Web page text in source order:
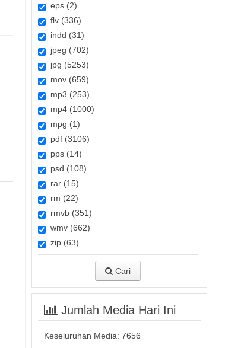
eps (2)
flv (336)
indd (31)
jpeg (702)
jpg (5253)
mov (659)
mp3 (253)
mp4 (1000)
mpg (1)
pdf (3106)
pps (14)
psd (108)
rar (15)
rm (22)
rmvb (351)
wmv (662)
zip (63)
Cari
Jumlah Media Hari Ini
Keseluruhan Media: 7656